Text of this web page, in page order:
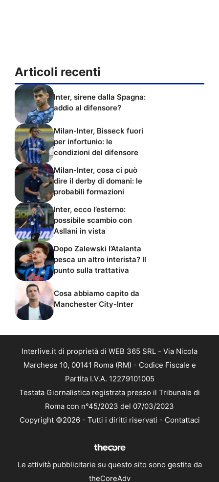
Articoli recenti
Inter, sirene dalla Spagna:
addio al difensore?
Milan-Inter, Bisseck fuori
per infortunio: le
condizioni del difensore
Milan-Inter, cosa ci può
dire il derby di domani: le
probabili formazioni
Inter, ecco l’esterno:
possibile scambio con
Asllani in vista
Dopo Zalewski l’Atalanta
pesca un altro interista? Il
punto sulla trattativa
Cosa abbiamo capito da
Manchester City-Inter
Interlive.it di proprietà di WEB 365 SRL - Via Nicola
Marchese 10, 00141 Roma (RM) - Codice Fiscale e
Partita I.V.A. 12279101005
Testata Giornalistica registrata presso il Tribunale di
Roma con n°45/2023 del 07/03/2023
Copyright ©2026 - Tutti i diritti riservati - Contattaci
Le attività pubblicitarie su questo sito sono gestite da
theCoreAdv